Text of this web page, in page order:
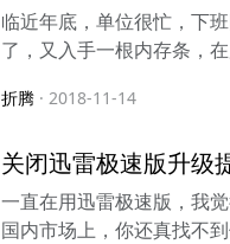
临近年底，单位很忙，下
了，又入手一根内存条，
折腾 · 2018-11-14
关闭迅雷极速版升级
一直在用迅雷极速版，我
国内市场上，你还真找不